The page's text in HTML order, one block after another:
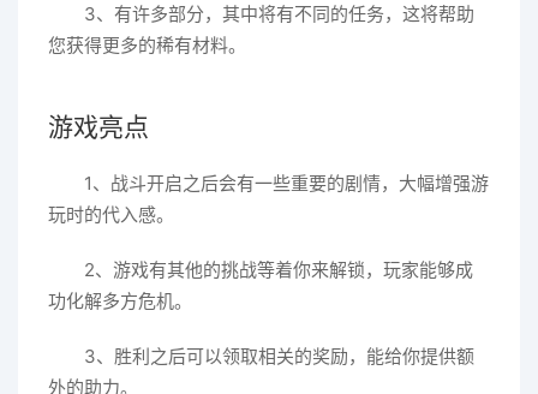
3、有许多部分，其中将有不同的任务，这将帮助
您获得更多的稀有材料。
游戏亮点
1、战斗开启之后会有一些重要的剧情，大幅增强游
玩时的代入感。
2、游戏有其他的挑战等着你来解锁，玩家能够成
功化解多方危机。
3、胜利之后可以领取相关的奖励，能给你提供额
外的助力。